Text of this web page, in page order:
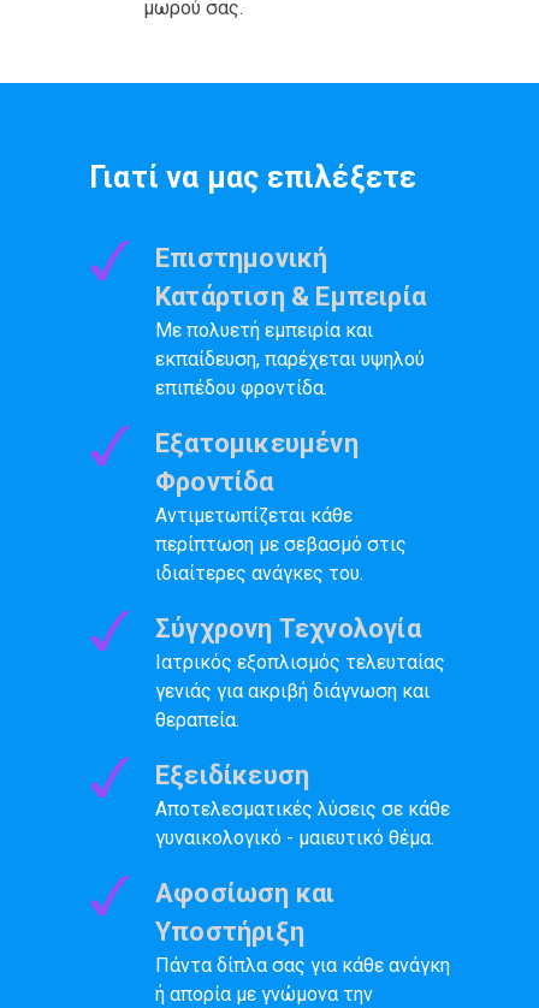
μωρού σας.
Γιατί να μας επιλέξετε
Επιστημονική
Κατάρτιση & Εμπειρία
Με πολυετή εμπειρία και
εκπαίδευση, παρέχεται υψηλού
επιπέδου φροντίδα.
Εξατομικευμένη
Φροντίδα
Αντιμετωπίζεται κάθε
περίπτωση με σεβασμό στις
ιδιαίτερες ανάγκες του.
Σύγχρονη Τεχνολογία
Ιατρικός εξοπλισμός τελευταίας
γενιάς για ακριβή διάγνωση και
θεραπεία.
Εξειδίκευση
Αποτελεσματικές λύσεις σε κάθε
γυναικολογικό - μαιευτικό θέμα.
Αφοσίωση και
Υποστήριξη
Πάντα δίπλα σας για κάθε ανάγκη
ή απορία με γνώμονα την